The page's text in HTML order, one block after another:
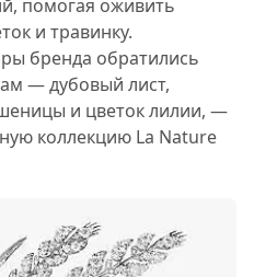
помогая оживить
и травинку.
бренда обратились
— дубовый лист,
и цветок лилии, —
коллекцию La Nature